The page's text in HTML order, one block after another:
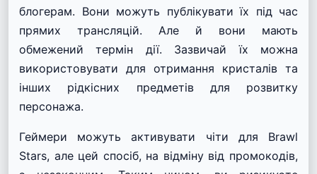
блогерам. Вони можуть публікувати їх під час
прямих трансляцій. Але й вони мають
обмежений термін дії. Зазвичай їх можна
використовувати для отримання кристалів та
інших рідкісних предметів для розвитку
персонажа.
Геймери можуть активувати чіти для Brawl
Stars, але цей спосіб, на відміну від промокодів,